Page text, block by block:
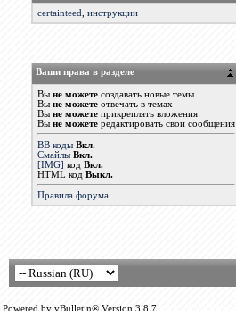
certainteed
инструкции
Ваши права в разделе
Вы не можетесоздавать новые темы
Вы не можетеотвечать в темах
Вы не можетеприкреплять вложения
Вы не можетередактировать свои сообщения
BB коды Вкл.
Смайлы Вкл.
[IMG] код Вкл.
HTML код Выкл.
Правила форума
Powered by vBulletin® Version 3.8.7